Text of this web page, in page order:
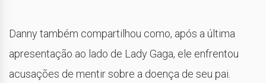
Danny também compartilhou como, após a última
apresentação ao lado de Lady Gaga, ele enfrentou
acusações de mentir sobre a doença de seu pai.